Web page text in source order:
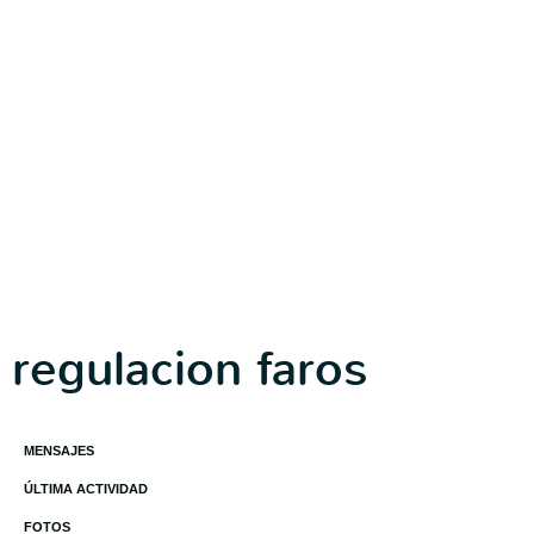
regulacion faros
MENSAJES
ÚLTIMA ACTIVIDAD
FOTOS